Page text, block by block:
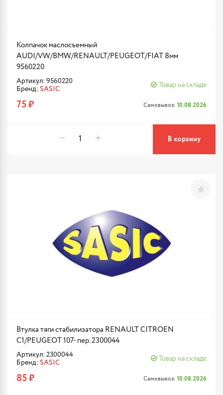
Колпачок маслосъемный
AUDI/VW/BMW/RENAULT/PEUGEOT/FIAT 8мм
9560220
Артикул: 9560220
Бренд: SASIC
Товар на складе
75 ₽ Самовывоз: 10.08.2026
В корзину
Втулка тяги стабилизатора RENAULT CITROEN
C1/PEUGEOT 107- пер. 2300044
Артикул: 2300044
Бренд: SASIC
Товар на складе
85 ₽ Самовывоз: 10.08.2026